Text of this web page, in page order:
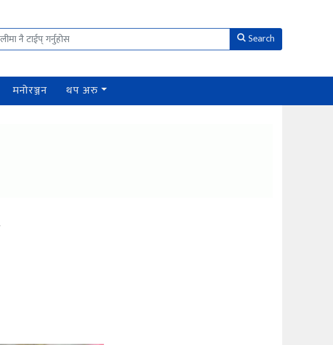
Search
मनोरञ्जन थप अरु